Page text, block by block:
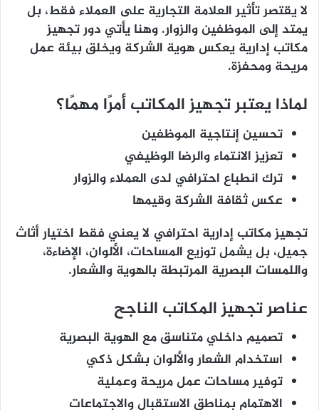
لا يقتصر تأثير العلامة التجارية على العملاء فقط، بل
يمتد إلى الموظفين والزوار. وهنا يأتي دورتجهيز
مكاتب إدارية يعكس هوية الشركة ويخلق بيئة عمل
مريحة ومحفزة.
لماذا يعتبر تجهيز المكاتب أمرًا مهمًا؟
تحسين إنتاجية الموظفين
تعزيز الانتماء والرضا الوظيفي
ترك انطباع احترافي لدى العملاء والزوار
عكس ثقافة الشركة وقيمها
تجهيز مكاتب إدارية احترافي لا يعني فقط اختيار أثاث
جميل، بل يشمل توزيع المساحات، الألوان، الإضاءة،
واللمسات البصرية المرتبطة بالهوية والشعار.
عناصر تجهيز المكاتب الناجح
تصميم داخلي متناسق مع الهوية البصرية
استخدام الشعار والألوان بشكل ذكي
توفير مساحات عمل مريحة وعملية
الاهتمام بمناطق الاستقبال والاجتماعات